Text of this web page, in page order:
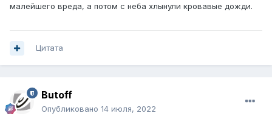
малейшего вреда, а потом с неба хлынули кровавые дожди.
Цитата
Butoff
Опубликовано 14 июля, 2022